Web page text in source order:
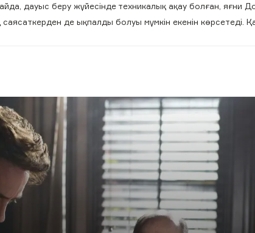
дауыс беру жүйесінде техникалық ақау болған, яғни
де ықпалды болуы мүмкін екенін көрсетеді.